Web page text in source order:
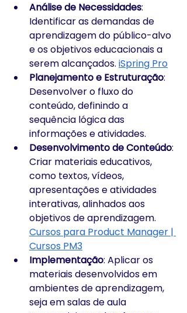
Análise de Necessidades:
Identificar as demandas de
aprendizagem do público-alvo
e os objetivos educacionais a
serem alcançados. ​ iSpring Pro
Planejamento e Estruturação:
Desenvolver o fluxo do
conteúdo, definindo a
sequência lógica das
informações e atividades.​
Desenvolvimento de Conteúdo:
Criar materiais educativos,
como textos, vídeos,
apresentações e atividades
interativas, alinhados aos
objetivos de aprendizagem.​
Cursos para Product Manager |
Cursos PM3
Implementação: Aplicar os
materiais desenvolvidos em
ambientes de aprendizagem,
seja em salas de aula